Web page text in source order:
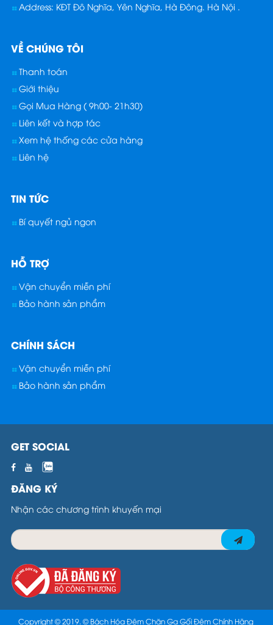
Address: KĐT Đô Nghĩa, Yên Nghĩa, Hà Đông. Hà Nội .
VỀ CHÚNG TÔI
Thanh toán
Giới thiệu
Gọi Mua Hàng ( 9h00- 21h30)
Liên kết và hợp tác
Xem hệ thống các cửa hàng
Liên hệ
TIN TỨC
Bí quyết ngủ ngon
HỖ TRỢ
Vận chuyển miễn phí
Bảo hành sản phẩm
CHÍNH SÁCH
Vận chuyển miễn phí
Bảo hành sản phẩm
GET SOCIAL
ĐĂNG KÝ
Nhận các chương trình khuyến mại
Copyright © 2019. ©Bách Hóa Đệm Chăn Ga Gối Đệm Chính Hãng